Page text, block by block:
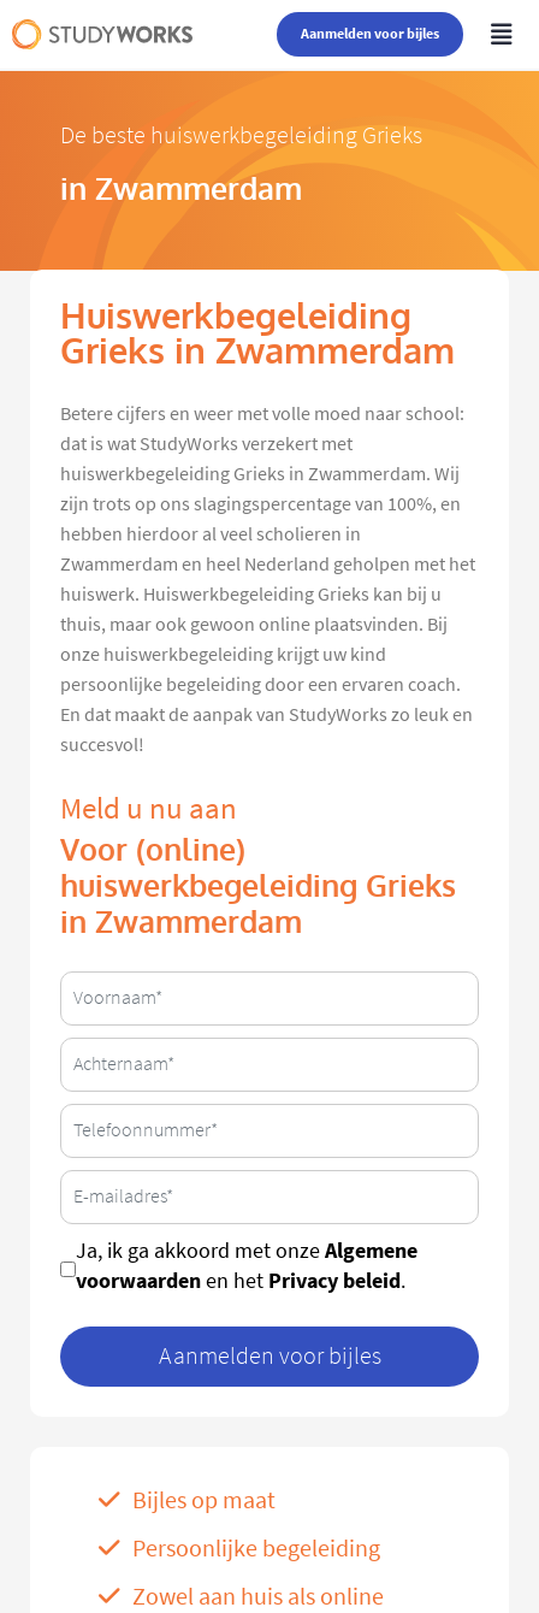
Aanmelden voor bijles
De beste huiswerkbegeleiding Grieks
in Zwammerdam
Huiswerkbegeleiding
Grieks in Zwammerdam
Betere cijfers en weer met volle moed naar school:
dat is wat StudyWorks verzekert met
huiswerkbegeleiding Grieks in Zwammerdam. Wij
zijn trots op ons slagingspercentage van 100%, en
hebben hierdoor al veel scholieren in
Zwammerdam en heel Nederland geholpen met het
huiswerk. Huiswerkbegeleiding Grieks kan bij u
thuis, maar ook gewoon online plaatsvinden. Bij
onze huiswerkbegeleiding krijgt uw kind
persoonlijke begeleiding door een ervaren coach.
En dat maakt de aanpak van StudyWorks zo leuk en
succesvol!
Meld u nu aan
Voor (online)
huiswerkbegeleiding Grieks
in Zwammerdam
Ja, ik ga akkoord met onzeAlgemene
voorwaardenen het Privacy beleid.
Aanmelden voor bijles
Bijles op maat
Persoonlijke begeleiding
Zowel aan huis als online